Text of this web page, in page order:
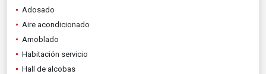
Adosado
Aire acondicionado
Amoblado
Habitación servicio
Hall de alcobas